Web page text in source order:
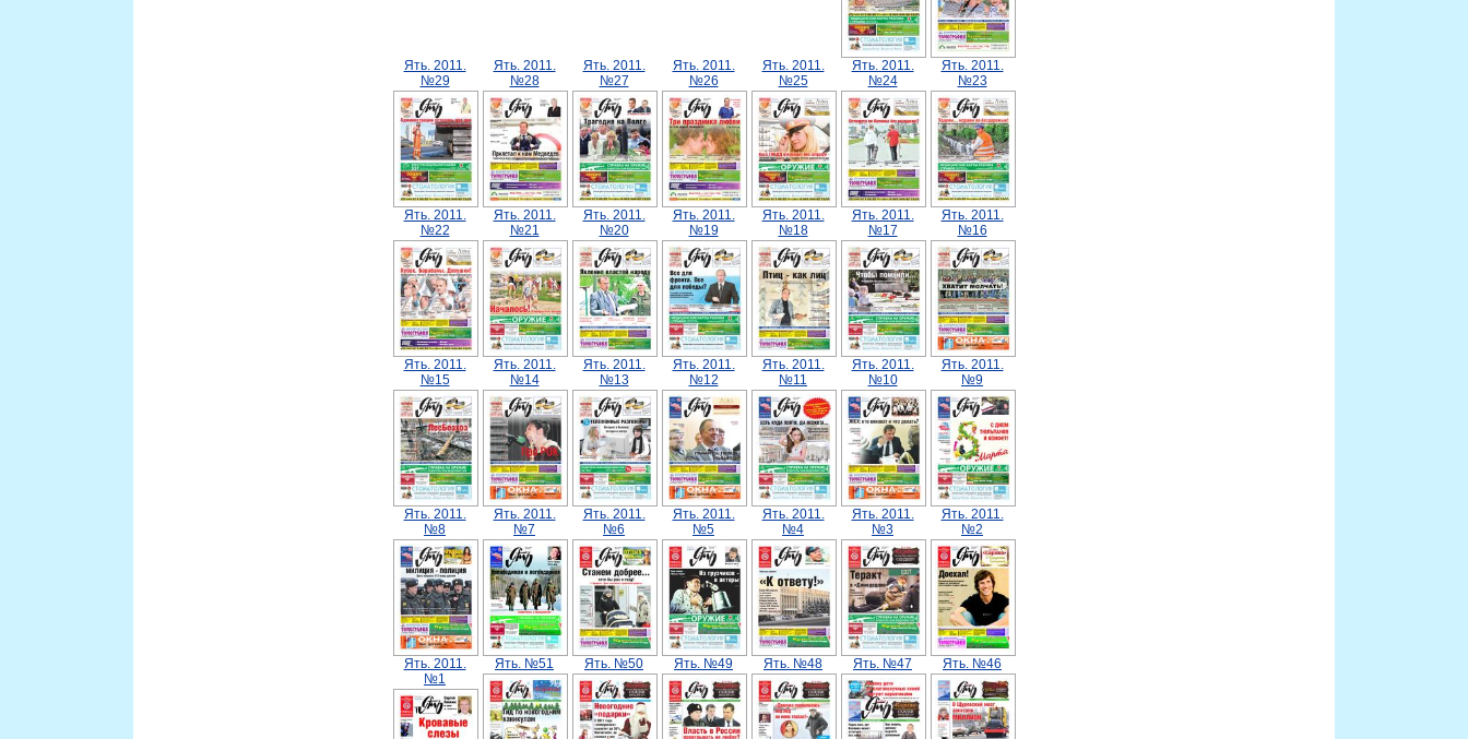
Ять. 2011.
№29
Ять. 2011.
№28
Ять. 2011.
№27
Ять. 2011.
№26
Ять. 2011.
№25
Ять. 2011.
№24
Ять. 2011.
№23
Ять. 2011.
№22
Ять. 2011.
№21
Ять. 2011.
№20
Ять. 2011.
№19
Ять. 2011.
№18
Ять. 2011.
№17
Ять. 2011.
№16
Ять. 2011.
№15
Ять. 2011.
№14
Ять. 2011.
№13
Ять. 2011.
№12
Ять. 2011.
№11
Ять. 2011.
№10
Ять. 2011.
№9
Ять. 2011.
№8
Ять. 2011.
№7
Ять. 2011.
№6
Ять. 2011.
№5
Ять. 2011.
№4
Ять. 2011.
№3
Ять. 2011.
№2
Ять. 2011.
№1
Ять. №51 Ять. №50 Ять. №49 Ять. №48 Ять. №47 Ять. №46